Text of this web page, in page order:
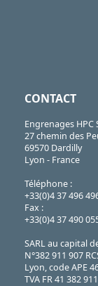
CONTACT
Engrenages HPC
27 chemin des
69570 Dardilly
Lyon - France
Téléphone :
+33(0)4 37 496
Fax :
+33(0)4 37 490
SARL au capital
N°382 911 907
Lyon, code APE
TVA FR 41 382